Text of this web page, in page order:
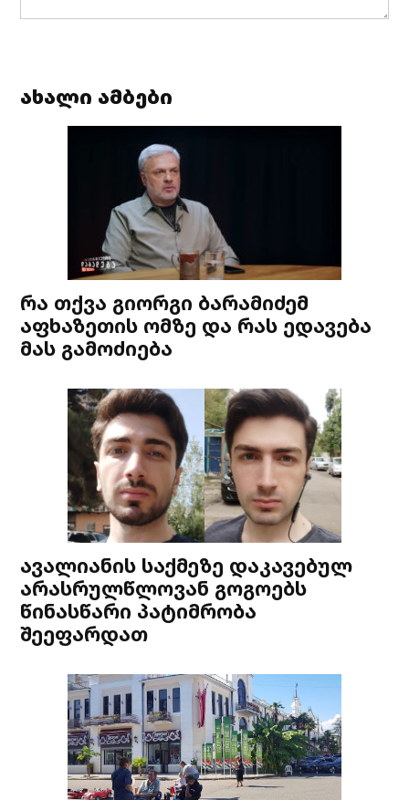
ახალი ამბები
რა თქვა გიორგი ბარამიძემ
აფხაზეთის ომზე და რას ედავება
მას გამოძიება
ავალიანის საქმეზე დაკავებულ
არასრულწლოვან გოგოებს
წინასწარი პატიმრობა
შეეფარდათ